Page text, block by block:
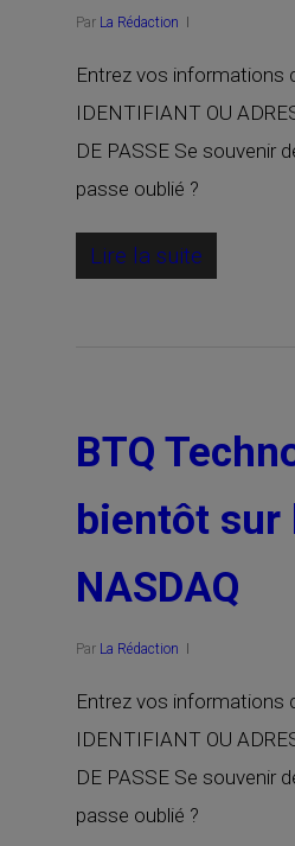
Par La Rédaction
Entrez vos informations
IDENTIFIANT OU
DE PASSE Se souvenir
passe oublié ?
Lire la suite
BTQ
bientôt sur
NASDAQ
Par La Rédaction
Entrez vos informations
IDENTIFIANT OU
DE PASSE Se souvenir
passe oublié ?